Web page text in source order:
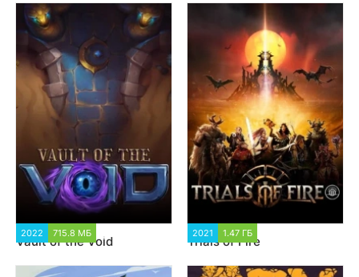
2022 715.8 МБ
Vault of the Void
2021 1.47 ГБ
Trials of Fire